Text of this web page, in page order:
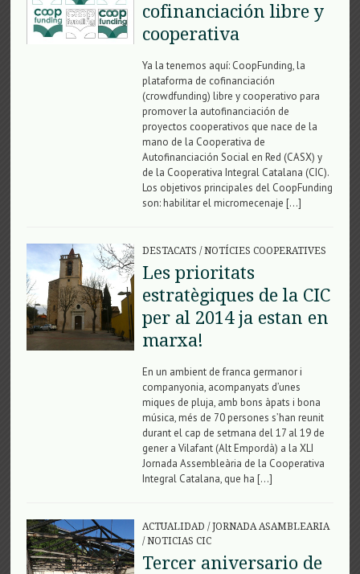
cofinanciación libre y
cooperativa
Ya la tenemos aquí: CoopFunding, la
plataforma de cofinanciación
(crowdfunding) libre y cooperativo para
promover la autofinanciación de
proyectos cooperativos que nace de la
mano de la Cooperativa de
Autofinanciación Social en Red (CASX) y
de la Cooperativa Integral Catalana (CIC).
Los objetivos principales del CoopFunding
son: habilitar el micromecenaje […]
DESTACATS /NOTÍCIES COOPERATIVES
Les prioritats
estratègiques de la CIC
per al 2014 ja estan en
marxa!
En un ambient de franca germanor i
companyonia, acompanyats d’unes
miques de pluja, amb bons àpats i bona
música, més de 70 persones s’han reunit
durant el cap de setmana del 17 al 19 de
gener a Vilafant (Alt Empordà) a la XLI
Jornada Assembleària de la Cooperativa
Integral Catalana, que ha […]
ACTUALIDAD /JORNADA ASAMBLEARIA
/NOTICIAS CIC
Tercer aniversario de